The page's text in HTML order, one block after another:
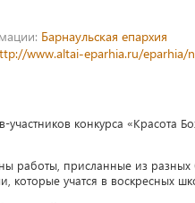
Барнаульская епархия
www.altai-eparhia.ru/eparhia/
участников конкурса «Красота
работы, присланные из
которые учатся в воскресных